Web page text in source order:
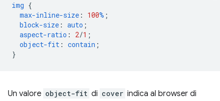
img {
max-inline-size : 100% ;
block-size : auto ;
aspect-ratio : 2/1 ;
object-fit : contain ;
}
Un valore object-fit di cover indica al browser di